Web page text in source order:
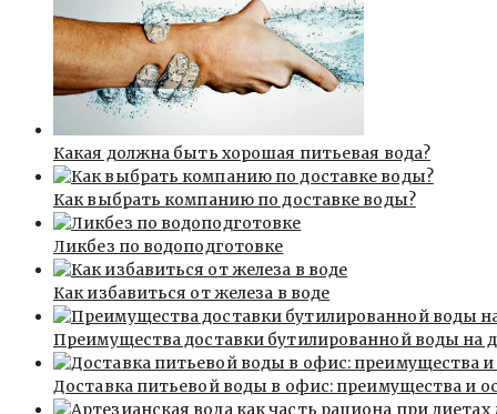
Какая должна быть хорошая питьевая вода?
Как выбрать компанию по доставке воды?
Ликбез по водоподготовке
Как избавиться от железа в воде
Преимущества доставки бутилированной воды на
Доставка питьевой воды в офис: преимущества и